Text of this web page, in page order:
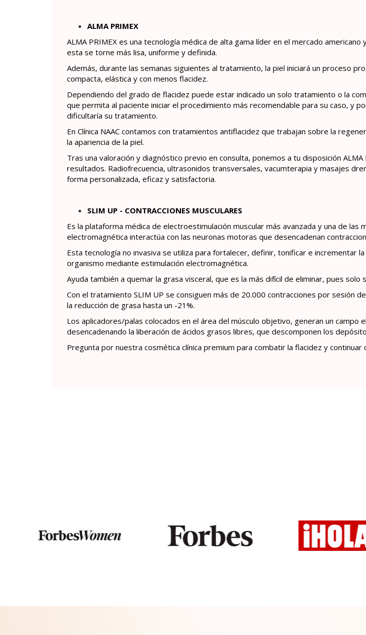
ALMA PRIMEX
ALMA PRIMEX es una tecnología médica de alta gama líder en el mercado
esta se torne más lisa, uniforme y definida.
Además, durante las semanas siguientes al tratamiento, la piel iniciará un proceso
compacta, elástica y con menos flacidez.
Dependiendo del grado de flacidez puede estar indicado un solo tratamiento o la
que permita al paciente iniciar el procedimiento más recomendable para su caso, y
dificultaría su tratamiento.
En Clínica NAAC contamos con tratamientos antiflacidez que trabajan sobre la
la apariencia de la piel.
Tras una valoración y diagnóstico previo en consulta, ponemos a tu disposición
resultados. Radiofrecuencia, ultrasonidos transversales, vacumterapia y masajes
forma personalizada, eficaz y satisfactoria.
SLIM UP - CONTRACCIONES MUSCULARES
Es la plataforma médica de electroestimulación muscular más avanzada y una de
electromagnética interactúa con las neuronas motoras que desencadenan
Esta tecnología no invasiva se utiliza para fortalecer, definir, tonificar e incrementar
organismo mediante estimulación electromagnética.
Ayuda también a quemar la grasa visceral, que es la más difícil de eliminar, pues solo
Con el tratamiento SLIM UP se consiguen más de 20.000 contracciones por sesión
la reducción de grasa hasta un -21%.
Los aplicadores/palas colocados en el área del músculo objetivo, generan un
desencadenando la liberación de ácidos grasos libres, que descomponen los
Pregunta por nuestra cosmética clínica premium para combatir la flacidez y continuar